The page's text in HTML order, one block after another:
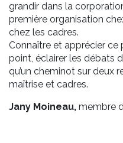
grandir dans la
première organisation
chez les cadres.
Connaître et apprécier ce
point, éclairer les débats
qu’un cheminot sur deux
maîtrise et cadres.
Jany Moineau, membre